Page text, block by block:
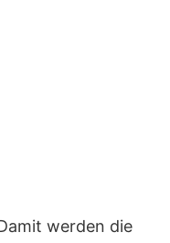
werden die